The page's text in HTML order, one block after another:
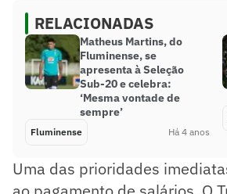
RELACIONADAS
Matheus Martins, do
Fluminense, se
apresenta à Seleção
Sub-20 e celebra:
‘Mesma vontade de
sempre’
Fluminense Há 4 anos
Uma das prioridades